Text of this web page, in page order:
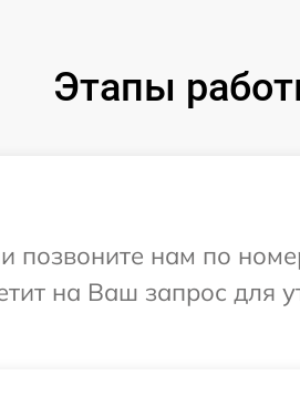
Этапы
нам по
на Ваш запрос для